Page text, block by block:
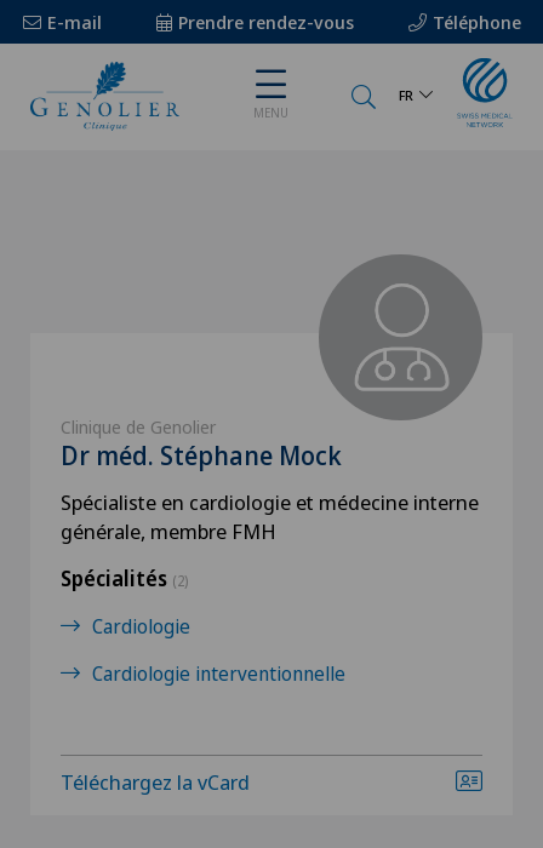
E-mail Prendre rendez-vous Téléphone
MENU
FR
Clinique de Genolier
Dr méd. Stéphane Mock
Spécialiste en cardiologie et médecine interne
générale, membre FMH
Spécialités (2)
Cardiologie
Cardiologie interventionnelle
Téléchargez la vCard